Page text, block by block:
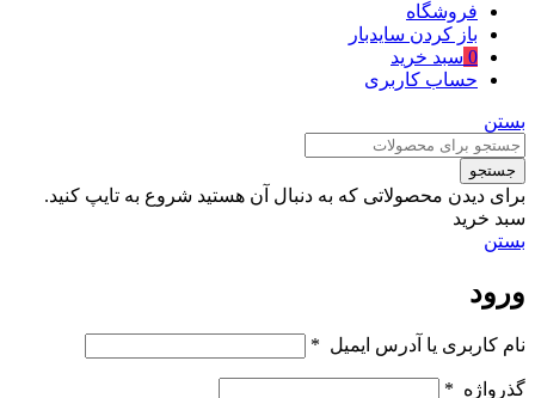
فروشگاه
باز کردن سایدبار
0 سبد خرید
حساب کاربری
بستن
جستجو
برای دیدن محصولاتی که به دنبال آن هستید شروع به تایپ کنید.
سبد خرید
بستن
ورود
نام کاربری یا آدرس ایمیل *
گذرواژه *